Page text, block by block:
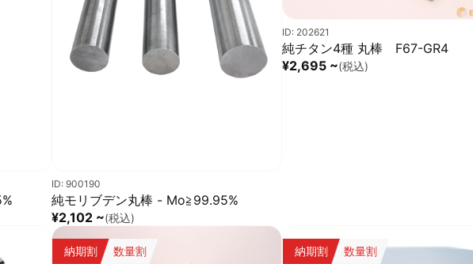
ID: 900190
純モリブデン丸棒 - Mo≧99.95%
¥2,102 ~(税込)
ID: 202621
純チタン4種 丸棒 F67-GR4
¥2,695 ~(税込)
納期割 数量割 納期割 数量割